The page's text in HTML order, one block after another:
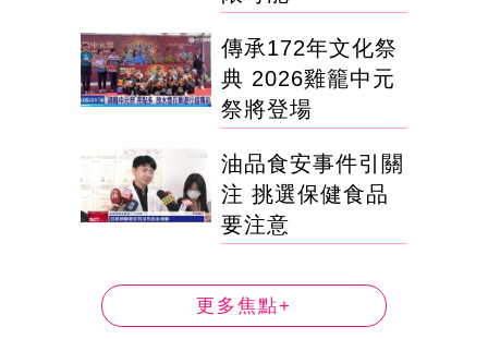
傳承172年文化祭
典 2026雞籠中元
祭將登場
油品食安事件引關
注 挑選保健食品
要注意
更多焦點+